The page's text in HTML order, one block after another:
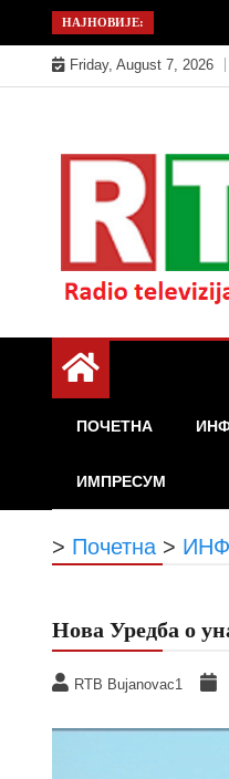
to
content
НАЈНОВИЈЕ:
Friday, August 7, 2026
РТБ
ПОЧЕТНА
ИМПРЕСУМ
> Почетна >
Нова Уредба о
RTB Bujanovac1